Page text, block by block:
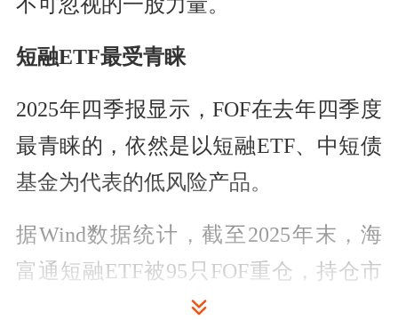
不可忽视的一股力量。
短融ETF最受青睐
2025年四季报显示，FOF在去年四季度
最青睐的，依然是以短融ETF、中短债
基金为代表的低风险产品。
据Wind数据统计，截至2025年末，海
富通短融ETF被95只FOF重仓，持仓市
值约41.70亿元，为FOF重仓的第一大基